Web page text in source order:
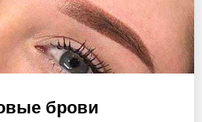
брови